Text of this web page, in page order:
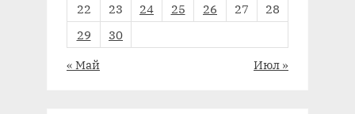
22
23 24 25 26 27
28
29
30
« Май
Июл »